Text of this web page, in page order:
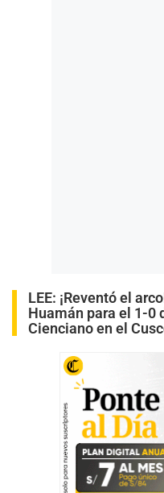
LEE: ¡Reventó el
Huamán para el 1-0
Cienciano en el